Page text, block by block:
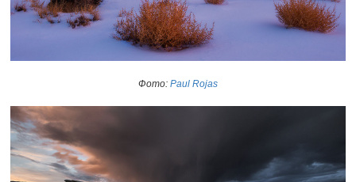
Фото: Paul Rojas